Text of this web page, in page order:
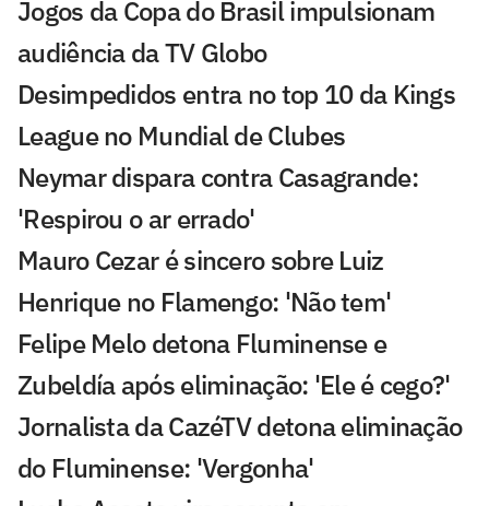
Jogos da Copa do Brasil impulsionam
audiência da TV Globo
Desimpedidos entra no top 10 da Kings
League no Mundial de Clubes
Neymar dispara contra Casagrande:
'Respirou o ar errado'
Mauro Cezar é sincero sobre Luiz
Henrique no Flamengo: 'Não tem'
Felipe Melo detona Fluminense e
Zubeldía após eliminação: 'Ele é cego?'
Jornalista da CazéTV detona eliminação
do Fluminense: 'Vergonha'